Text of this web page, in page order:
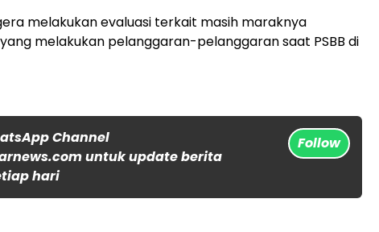
melakukan evaluasi terkait masih maraknya
melakukan pelanggaran-pelanggaran saat PSBB di
Channel
untuk update berita
hari
Follow